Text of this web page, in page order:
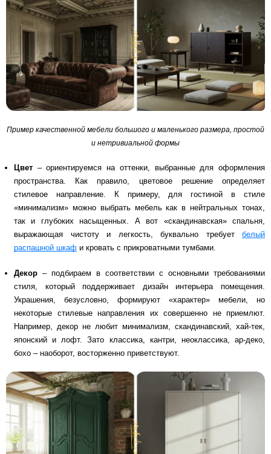
Пример качественной мебели большого и маленького размера, простой
и нетривиальной формы
Цвет – ориентируемся на оттенки, выбранные для оформления
пространства. Как правило, цветовое решение определяет
стилевое направление. К примеру, для гостиной в стиле
«минимализм» можно выбрать мебель как в нейтральных тонах,
так и глубоких насыщенных. А вот «скандинавская» спальня,
выражающая чистоту и легкость, буквально требует белый
распашной шкаф и кровать с прикроватными тумбами.
Декор – подбираем в соответствии с основными требованиями
стиля, который поддерживает дизайн интерьера помещения.
Украшения, безусловно, формируют «характер» мебели, но
некоторые стилевые направления их совершенно не приемлют.
Например, декор не любит минимализм, скандинавский, хай-тек,
японский и лофт. Зато классика, кантри, неоклассика, ар-деко,
бохо – наоборот, восторженно приветствуют.